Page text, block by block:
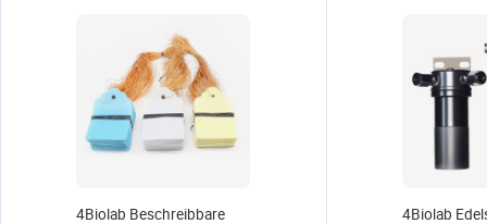
4Biolab Beschreibbare
4Biolab